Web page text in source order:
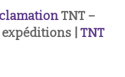
TNT –
| TNT